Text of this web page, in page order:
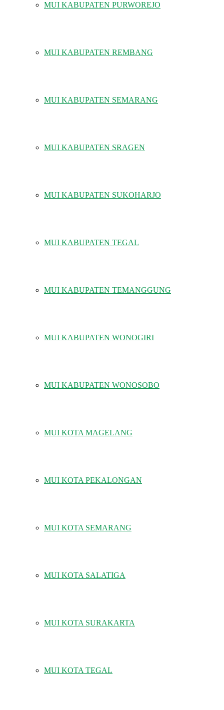
MUI KABUPATEN PURWOREJO
MUI KABUPATEN REMBANG
MUI KABUPATEN SEMARANG
MUI KABUPATEN SRAGEN
MUI KABUPATEN SUKOHARJO
MUI KABUPATEN TEGAL
MUI KABUPATEN TEMANGGUNG
MUI KABUPATEN WONOGIRI
MUI KABUPATEN WONOSOBO
MUI KOTA MAGELANG
MUI KOTA PEKALONGAN
MUI KOTA SEMARANG
MUI KOTA SALATIGA
MUI KOTA SURAKARTA
MUI KOTA TEGAL